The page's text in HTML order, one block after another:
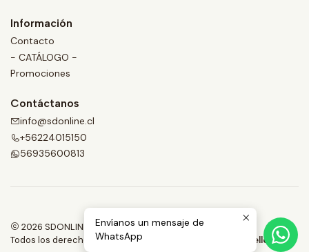
Información
Contacto
- CATÁLOGO -
Promociones
Contáctanos
info@sdonline.cl
+56224015150
56935600813
2026 SDONLINE.
Todos los derechos reservados.
Desarrollado por Jumpseller.
Envíanos un mensaje de
WhatsApp